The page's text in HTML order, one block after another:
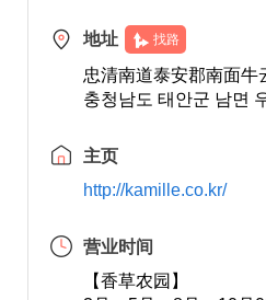
地址 找路
忠清南道泰安郡南面牛
충청남도 태안군 남면
主页
http://kamille.co.kr/
营业时间
【香草农园】